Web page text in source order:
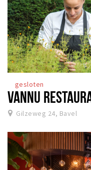
gesloten
VANNU
Gilzeweg 24, Bavel